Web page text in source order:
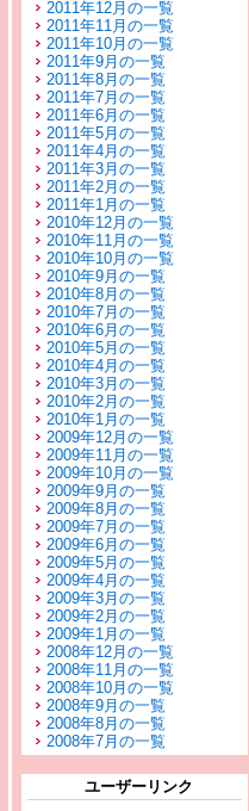
2011年12月の一覧
2011年11月の一覧
2011年10月の一覧
2011年9月の一覧
2011年8月の一覧
2011年7月の一覧
2011年6月の一覧
2011年5月の一覧
2011年4月の一覧
2011年3月の一覧
2011年2月の一覧
2011年1月の一覧
2010年12月の一覧
2010年11月の一覧
2010年10月の一覧
2010年9月の一覧
2010年8月の一覧
2010年7月の一覧
2010年6月の一覧
2010年5月の一覧
2010年4月の一覧
2010年3月の一覧
2010年2月の一覧
2010年1月の一覧
2009年12月の一覧
2009年11月の一覧
2009年10月の一覧
2009年9月の一覧
2009年8月の一覧
2009年7月の一覧
2009年6月の一覧
2009年5月の一覧
2009年4月の一覧
2009年3月の一覧
2009年2月の一覧
2009年1月の一覧
2008年12月の一覧
2008年11月の一覧
2008年10月の一覧
2008年9月の一覧
2008年8月の一覧
2008年7月の一覧
ユーザーリンク